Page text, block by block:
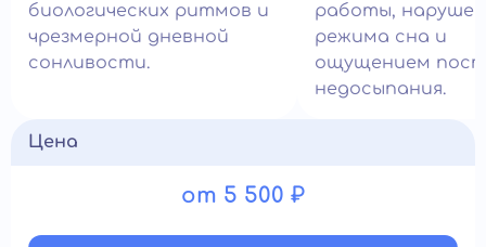
биологических ритмов и
чрезмерной дневной
сонливости.
работы,
режима сна и
ощущением
недосыпания.
Цена
от 5 500 ₽